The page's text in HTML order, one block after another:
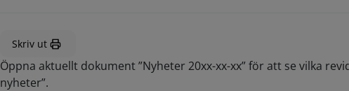
Skriv ut
Öppna aktuellt dokument ”Nyheter 20xx-xx-xx” för att se vilka
nyheter”.